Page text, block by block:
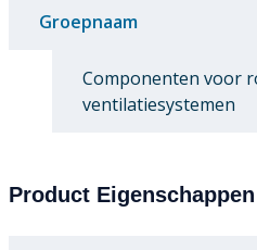
Groepnaam
Componenten voor
ventilatiesystemen
Product Eigenschappen